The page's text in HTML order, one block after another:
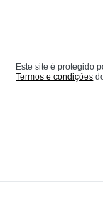
Este site é protegido
Termos e condições